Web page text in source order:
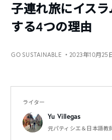
子連れ旅にイス
する4つの理由
GO SUSTAINABLE ・2023年10月25
ライター
Yu Villegas
元パティシエ＆日本語教